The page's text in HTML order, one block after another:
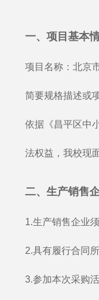
一、项目基本
项目名称：北京
简要规格描述或
依据《昌平区中
法权益，我校现
二、生产销售
1.生产销售企业
2.具有履行合同
3.参加本次采购